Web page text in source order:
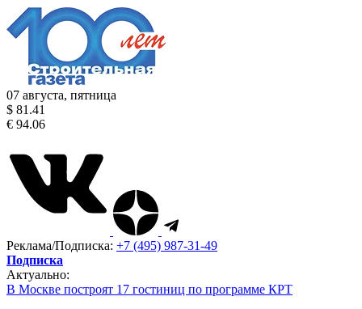
07 августа, пятница
$ 81.41
€ 94.06
Реклама/Подписка: +7 (495) 987-31-49
Подписка
Актуально:
В Москве построят 17 гостиниц по программе КРТ